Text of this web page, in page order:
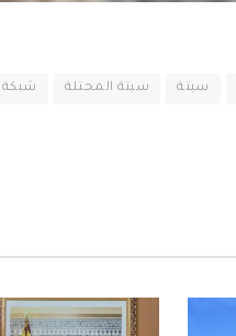
سبتة سبتة المحتلة شبكة